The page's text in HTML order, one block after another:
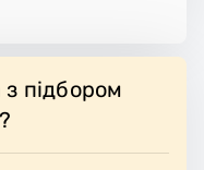
підбором